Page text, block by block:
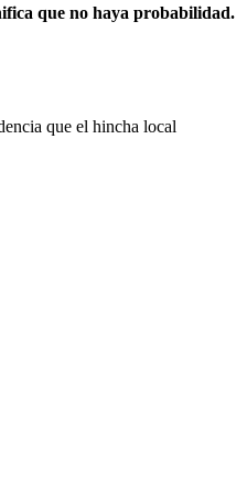
que no haya probabilidad.
que el hincha local